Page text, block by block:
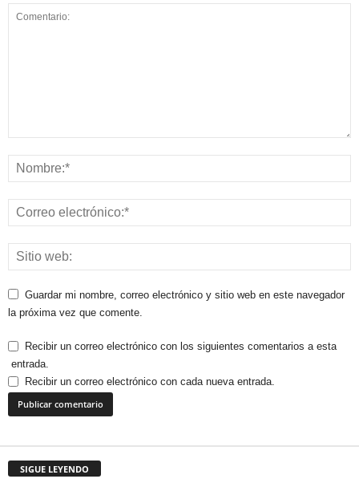
Guardar mi nombre, correo electrónico y sitio web en este navegador
la próxima vez que comente.
Recibir un correo electrónico con los siguientes comentarios a esta
entrada.
Recibir un correo electrónico con cada nueva entrada.
SIGUE LEYENDO